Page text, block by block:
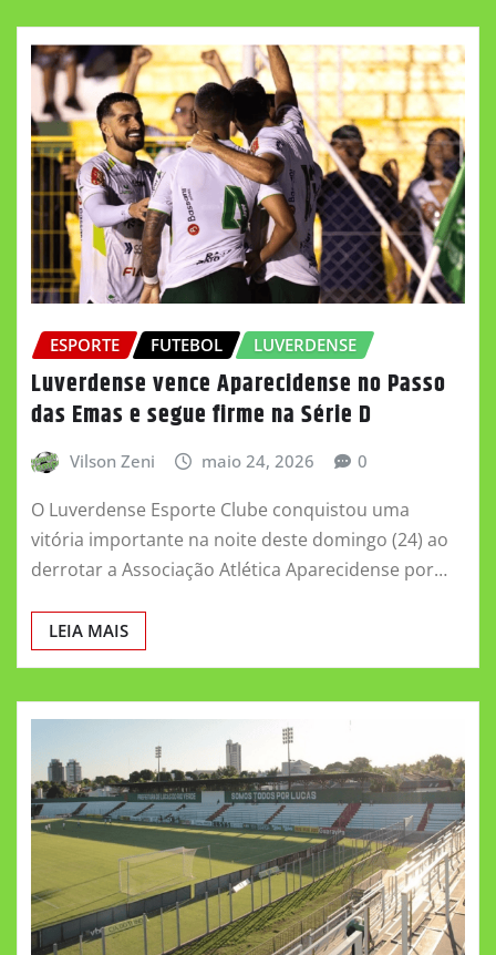
ESPORTE FUTEBOL LUVERDENSE
Luverdense vence Aparecidense no Passo
das Emas e segue firme na Série D
Vilson Zeni maio 24, 2026 0
O Luverdense Esporte Clube conquistou uma
vitória importante na noite deste domingo (24) ao
derrotar a Associação Atlética Aparecidense por…
LEIA MAIS